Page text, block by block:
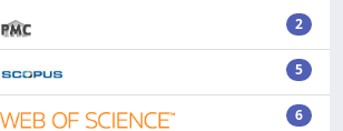
2
5
6